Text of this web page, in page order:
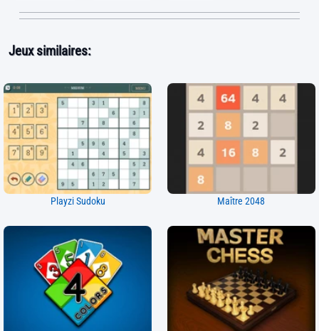
Jeux similaires:
Playzi Sudoku Maître 2048